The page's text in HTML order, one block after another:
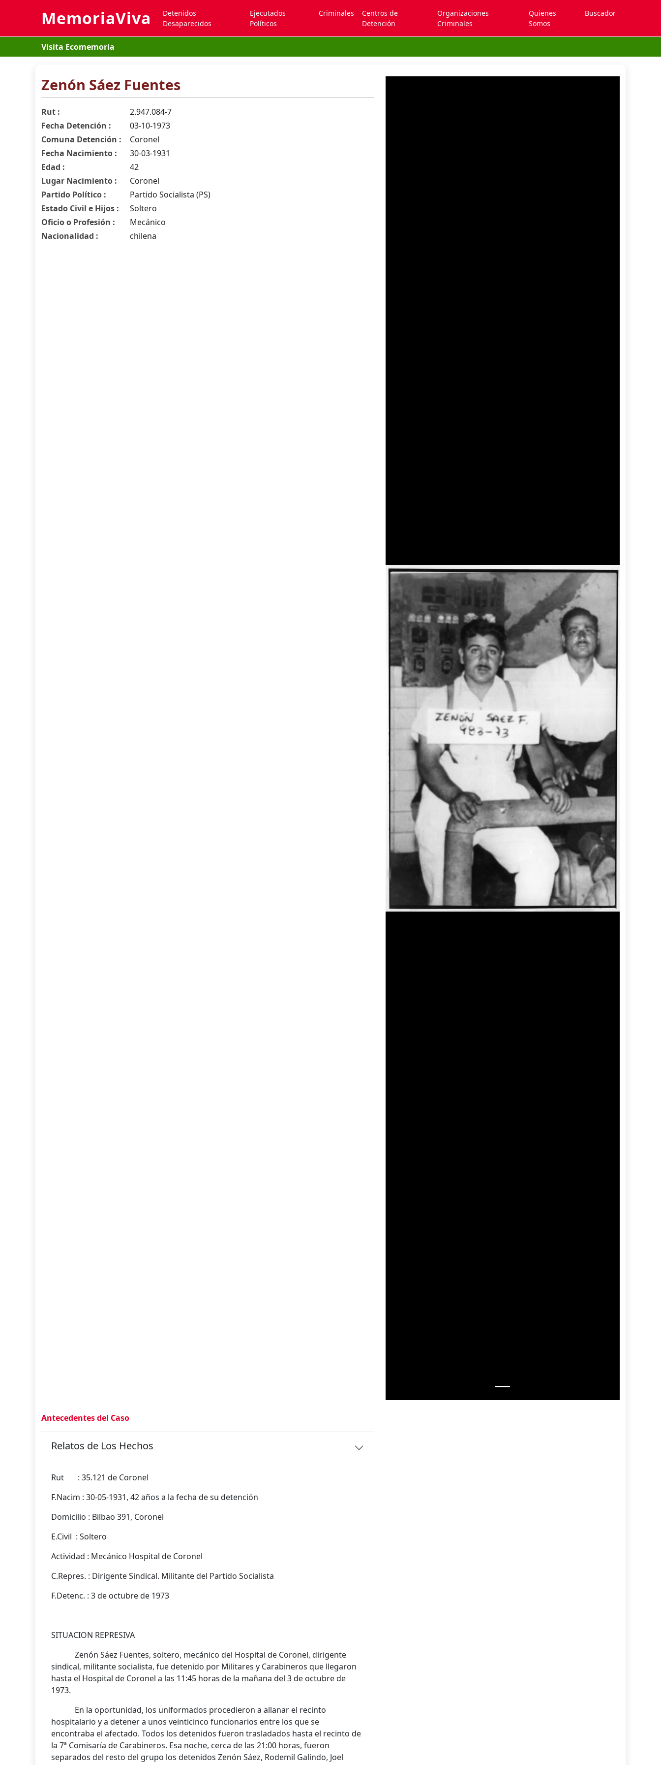
MemoriaViva
Detenidos
Desaparecidos
Ejecutados
Políticos
Criminales
Centros de
Detención
Organizaciones
Criminales
Quienes
Somos
Buscador
Visita Ecomemoria
Zenón Sáez Fuentes
Rut :
2.947.084-7
Fecha Detención :
03-10-1973
Comuna Detención :
Coronel
Fecha Nacimiento :
30-03-1931
Edad :
42
Lugar Nacimiento :
Coronel
Partido Político :
Partido Socialista (PS)
Estado Civil e Hijos :
Soltero
Oficio o Profesión :
Mecánico
Nacionalidad :
chilena
Antecedentes del Caso
Relatos de Los Hechos
Rut : 35.121 de Coronel
F.Nacim : 30-05-1931, 42 años a la fecha de su detención
Domicilio : Bilbao 391, Coronel
E.Civil : Soltero
Actividad : Mecánico Hospital de Coronel
C.Repres. : Dirigente Sindical. Militante del Partido Socialista
F.Detenc. : 3 de octubre de 1973
SITUACION REPRESIVA
Zenón Sáez Fuentes, soltero, mecánico del Hospital de Coronel, dirigente
sindical, militante socialista, fue detenido por Militares y Carabineros que llegaron
hasta el Hospital de Coronel a las 11:45 horas de la mañana del 3 de octubre de
1973.
En la oportunidad, los uniformados procedieron a allanar el recinto
hospitalario y a detener a unos veinticinco funcionarios entre los que se
encontraba el afectado. Todos los detenidos fueron trasladados hasta el recinto de
la 7ª Comisaría de Carabineros. Esa noche, cerca de las 21:00 horas, fueron
separados del resto del grupo los detenidos Zenón Sáez, Rodemil Galindo, Joel